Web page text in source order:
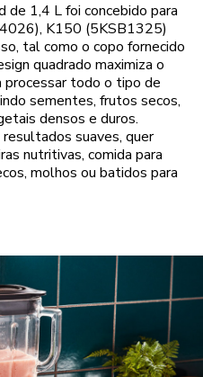
de 1,4 L foi concebido para
K150 (5KSB1325)
tal como o copo fornecido
quadrado maximiza o
processar todo o tipo de
sementes, frutos secos,
densos e duros.
suaves, quer
nutritivas, comida para
molhos ou batidos para